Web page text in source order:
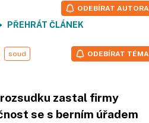
PŘEHRÁT ČLÁNEK
ODEBÍRAT AUTORA
soud ODEBÍRAT TÉMA
zastal firmy
se s berním úřadem